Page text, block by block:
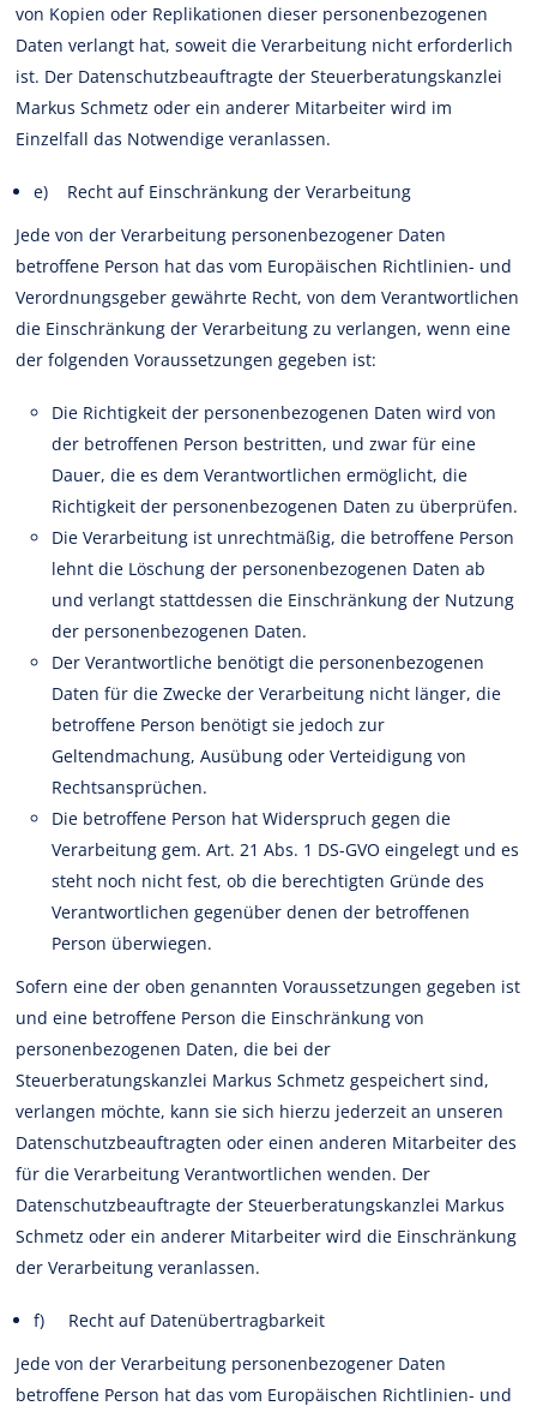
von Kopien oder Replikationen dieser personenbezogenen
Daten verlangt hat, soweit die Verarbeitung nicht erforderlich
ist. Der Datenschutzbeauftragte der Steuerberatungskanzlei
Markus Schmetz oder ein anderer Mitarbeiter wird im
Einzelfall das Notwendige veranlassen.
e) Recht auf Einschränkung der Verarbeitung
Jede von der Verarbeitung personenbezogener Daten
betroffene Person hat das vom Europäischen Richtlinien- und
Verordnungsgeber gewährte Recht, von dem Verantwortlichen
die Einschränkung der Verarbeitung zu verlangen, wenn eine
der folgenden Voraussetzungen gegeben ist:
Die Richtigkeit der personenbezogenen Daten wird von
der betroffenen Person bestritten, und zwar für eine
Dauer, die es dem Verantwortlichen ermöglicht, die
Richtigkeit der personenbezogenen Daten zu überprüfen.
Die Verarbeitung ist unrechtmäßig, die betroffene Person
lehnt die Löschung der personenbezogenen Daten ab
und verlangt stattdessen die Einschränkung der Nutzung
der personenbezogenen Daten.
Der Verantwortliche benötigt die personenbezogenen
Daten für die Zwecke der Verarbeitung nicht länger, die
betroffene Person benötigt sie jedoch zur
Geltendmachung, Ausübung oder Verteidigung von
Rechtsansprüchen.
Die betroffene Person hat Widerspruch gegen die
Verarbeitung gem. Art. 21 Abs. 1 DS-GVO eingelegt und es
steht noch nicht fest, ob die berechtigten Gründe des
Verantwortlichen gegenüber denen der betroffenen
Person überwiegen.
Sofern eine der oben genannten Voraussetzungen gegeben ist
und eine betroffene Person die Einschränkung von
personenbezogenen Daten, die bei der
Steuerberatungskanzlei Markus Schmetz gespeichert sind,
verlangen möchte, kann sie sich hierzu jederzeit an unseren
Datenschutzbeauftragten oder einen anderen Mitarbeiter des
für die Verarbeitung Verantwortlichen wenden. Der
Datenschutzbeauftragte der Steuerberatungskanzlei Markus
Schmetz oder ein anderer Mitarbeiter wird die Einschränkung
der Verarbeitung veranlassen.
f) Recht auf Datenübertragbarkeit
Jede von der Verarbeitung personenbezogener Daten
betroffene Person hat das vom Europäischen Richtlinien- und